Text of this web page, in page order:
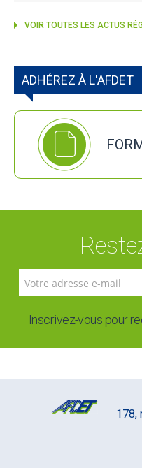
VOIR TOUTES LES ACTUS
ADHÉREZ À L'AFDET
Inscrivez-vous pour
178,